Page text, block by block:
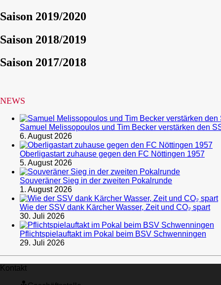
Saison 2019/2020
Saison 2018/2019
Saison 2017/2018
NEWS
Samuel Melissopoulos und Tim Becker verstärken den
6. August 2026
Oberligastart zuhause gegen den FC Nöttingen 1957
5. August 2026
Souveräner Sieg in der zweiten Pokalrunde
1. August 2026
Wie der SSV dank Kärcher Wasser, Zeit und CO₂ spart
30. Juli 2026
Pflichtspielauftakt im Pokal beim BSV Schwenningen
29. Juli 2026
Kontakt